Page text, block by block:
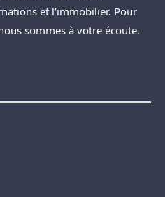
et l’immobilier. Pour
sommes à votre écoute.